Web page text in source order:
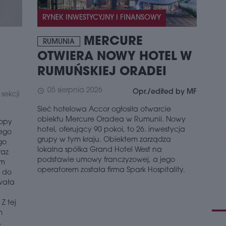
do
Z tej
RYNEK INWESTYCYJNY I FINANSOWY
RUMUNIA
MERCURE
OTWIERA NOWY HOTEL W
RUMUŃSKIEJ ORADEI
schedule 05 sierpnia 2026 Opr./edited by MF
Sieć hotelowa Accor ogłosiła otwarcie
obiektu Mercure Oradea w Rumunii. Nowy
hotel, oferujący 90 pokoi, to 26. inwestycja
grupy w tym kraju. Obiektem zarządza
lokalna spółka Grand Hotel West na
podstawie umowy franczyzowej, a jego
operatorem została firma Spark Hospitality.
W